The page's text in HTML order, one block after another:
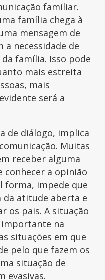
familiar.
família chega à
mensagem de
a necessidade de
família. Isso pode
mais estreita
mais
será a
de diálogo, implica
Muitas
receber alguma
conhecer a opinião
forma, impede que
da atitude aberta e
os pais. A situação
na
situações em que
pelo que fazem os
situação de
evasivas.